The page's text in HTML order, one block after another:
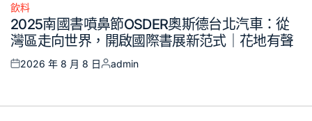
Posted
in
飲料
2025南國書噴鼻節OSDER奧斯德台北汽車：從
灣區走向世界，開啟國際書展新范式｜花地有聲
Posted
2026 年 8 月 8 日
Posted
admin